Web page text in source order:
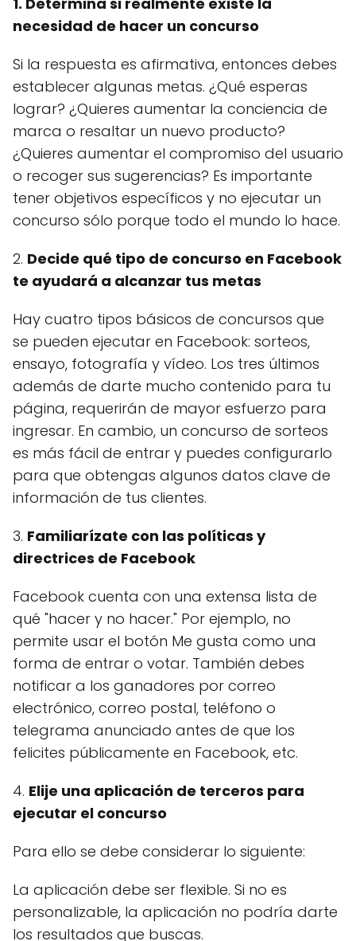
necesidad de hacer un concurso
Si la respuesta es afirmativa, entonces debes
establecer algunas metas. ¿Qué esperas
lograr? ¿Quieres aumentar la conciencia de
marca o resaltar un nuevo producto?
¿Quieres aumentar el compromiso del usuario
o recoger sus sugerencias? Es importante
tener objetivos específicos y no ejecutar un
concurso sólo porque todo el mundo lo hace.
2. Decide qué tipo de concurso en Facebook
te ayudará a alcanzar tus metas
Hay cuatro tipos básicos de concursos que
se pueden ejecutar en Facebook: sorteos,
ensayo, fotografía y vídeo. Los tres últimos
además de darte mucho contenido para tu
página, requerirán de mayor esfuerzo para
ingresar. En cambio, un concurso de sorteos
es más fácil de entrar y puedes configurarlo
para que obtengas algunos datos clave de
información de tus clientes.
3. Familiarízate con las políticas y
directrices de Facebook
Facebook cuenta con una extensa lista de
qué "hacer y no hacer." Por ejemplo, no
permite usar el botón Me gusta como una
forma de entrar o votar. También debes
notificar a los ganadores por correo
electrónico, correo postal, teléfono o
telegrama anunciado antes de que los
felicites públicamente en Facebook, etc.
4. Elije una aplicación de terceros para
ejecutar el concurso
Para ello se debe considerar lo siguiente:
La aplicación debe ser flexible. Si no es
personalizable, la aplicación no podría darte
los resultados que buscas.